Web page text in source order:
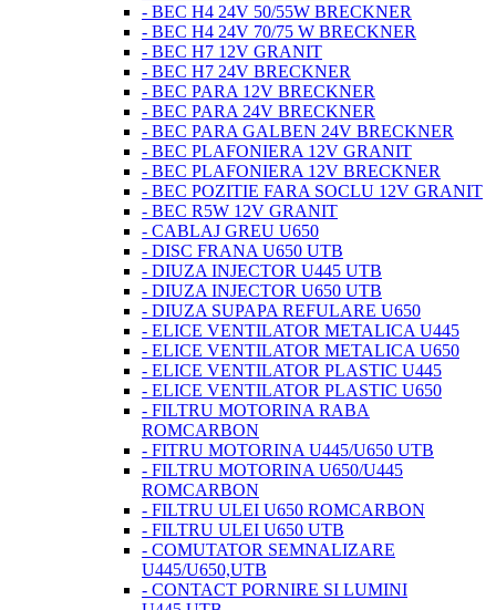
- BEC H4 24V 50/55W BRECKNER
- BEC H4 24V 70/75 W BRECKNER
- BEC H7 12V GRANIT
- BEC H7 24V BRECKNER
- BEC PARA 12V BRECKNER
- BEC PARA 24V BRECKNER
- BEC PARA GALBEN 24V BRECKNER
- BEC PLAFONIERA 12V GRANIT
- BEC PLAFONIERA 12V BRECKNER
- BEC POZITIE FARA SOCLU 12V GRANIT
- BEC R5W 12V GRANIT
- CABLAJ GREU U650
- DISC FRANA U650 UTB
- DIUZA INJECTOR U445 UTB
- DIUZA INJECTOR U650 UTB
- DIUZA SUPAPA REFULARE U650
- ELICE VENTILATOR METALICA U445
- ELICE VENTILATOR METALICA U650
- ELICE VENTILATOR PLASTIC U445
- ELICE VENTILATOR PLASTIC U650
- FILTRU MOTORINA RABA
ROMCARBON
- FITRU MOTORINA U445/U650 UTB
- FILTRU MOTORINA U650/U445
ROMCARBON
- FILTRU ULEI U650 ROMCARBON
- FILTRU ULEI U650 UTB
- COMUTATOR SEMNALIZARE
U445/U650,UTB
- CONTACT PORNIRE SI LUMINI